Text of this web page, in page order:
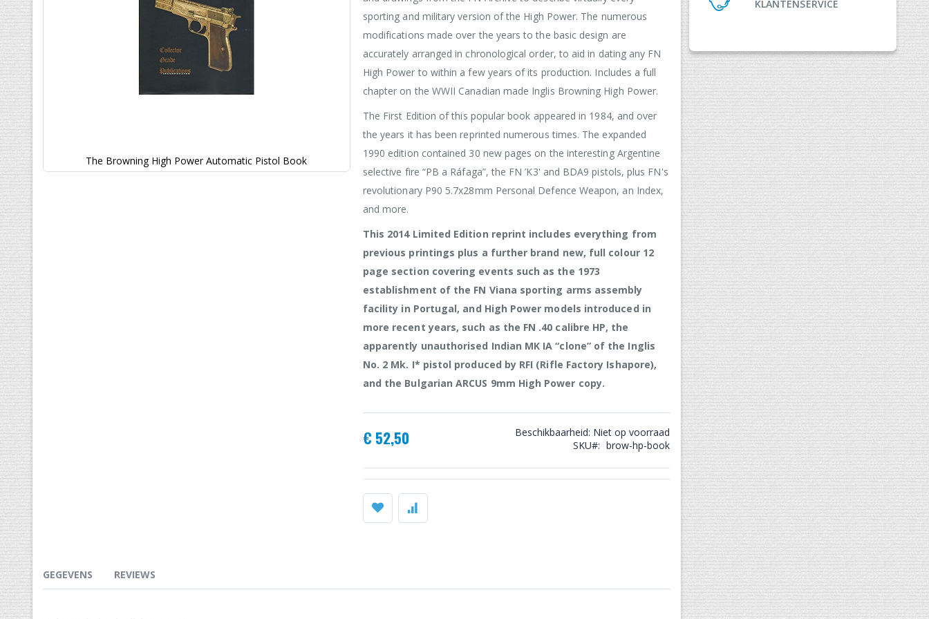
The Browning High Power Automatic Pistol Book
sporting and military version of the High Power. The numerous
modifications made over the years to the basic design are
accurately arranged in chronological order, to aid in dating any FN
High Power to within a few years of its production. Includes a full
chapter on the WWII Canadian made Inglis Browning High Power.
The First Edition of this popular book appeared in 1984, and over
the years it has been reprinted numerous times. The expanded
1990 edition contained 30 new pages on the interesting Argentine
selective fire “PB a Ráfaga”, the FN ’K3' and BDA9 pistols, plus FN's
revolutionary P90 5.7x28mm Personal Defence Weapon, an Index,
and more.
This 2014 Limited Edition reprint includes everything from
previous printings plus a further brand new, full colour 12
page section covering events such as the 1973
establishment of the FN Viana sporting arms assembly
facility in Portugal, and High Power models introduced in
more recent years, such as the FN .40 calibre HP, the
apparently unauthorised Indian MK IA “clone” of the Inglis
No. 2 Mk. I* pistol produced by RFI (Rifle Factory Ishapore),
and the Bulgarian ARCUS 9mm High Power copy.
€ 52,50 Beschikbaarheid: Niet op voorraad
SKU
brow-hp-book
GEGEVENS REVIEWS
KLANTENSERVICE